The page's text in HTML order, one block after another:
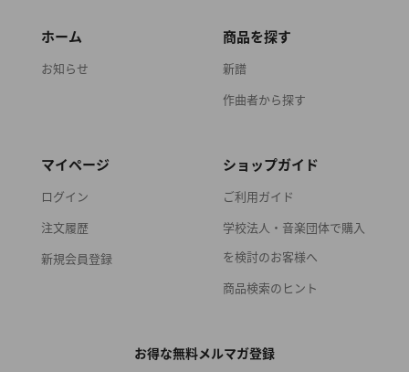
ホーム
お知らせ
商品を探す
新譜
作曲者から探す
マイページ
ログイン
注文履歴
新規会員登録
ショップガイド
ご利用ガイド
学校法人・音楽団体で購入
を検討のお客様へ
商品検索のヒント
お得な無料メルマガ登録